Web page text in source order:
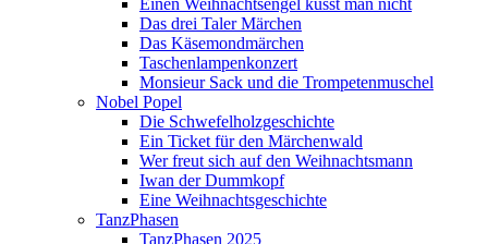
Einen Weihnachtsengel küsst man nicht
Das drei Taler Märchen
Das Käsemondmärchen
Taschenlampenkonzert
Monsieur Sack und die Trompetenmuschel
Nobel Popel
Die Schwefelholzgeschichte
Ein Ticket für den Märchenwald
Wer freut sich auf den Weihnachtsmann
Iwan der Dummkopf
Eine Weihnachtsgeschichte
TanzPhasen
TanzPhasen 2025